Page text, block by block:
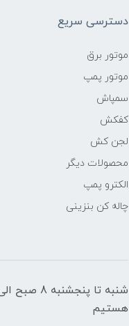
دسترسی سریع
موتور برق
موتور پمپ
سمپاش
کفکش
لجن کش
محصولات دیگر
الکترو پمپ
چاله کن بنزینی
هستیم